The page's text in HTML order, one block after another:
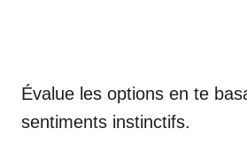
Évalue les options en te
sentiments instinctifs.